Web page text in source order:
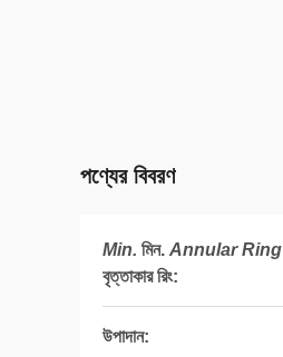
পণ্যের বিবরণ
Min. মিন. Annular Ring
বৃত্তাকার রিং:
উপাদান: